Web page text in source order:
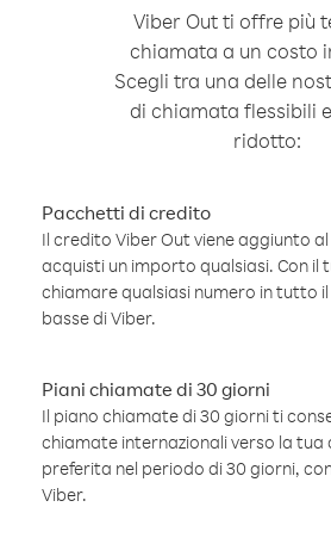
Viber Out ti offre più
chiamata a un costo
Scegli tra una delle
di chiamata flessibili
ridotto:
Pacchetti di credito
Il credito Viber Out viene aggiunto
acquisti un importo qualsiasi. Con il
chiamare qualsiasi numero in tutto
basse di Viber.
Piani chiamate di 30 giorni
Il piano chiamate di 30 giorni ti
chiamate internazionali verso la tua
preferita nel periodo di 30 giorni,
Viber.